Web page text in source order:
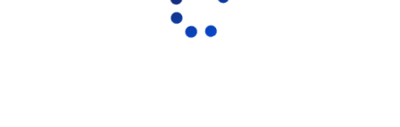
Vải có bề mặt mềm mại, mịn và thoáng mát nhờ thành phần
rayon, kết hợp với độ bền cao của sợi poly và khả năng đàn hồi